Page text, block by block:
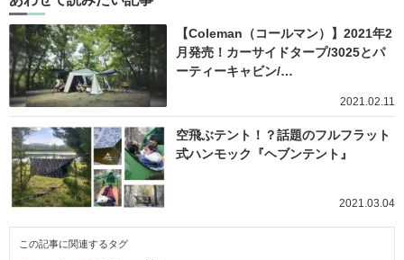
【Coleman（コールマン）】2021年2
月発売！カーサイドタープ/3025とパ
ーティーキャビン/…
2021.02.11
空飛ぶテント！？話題のフルフラット
式ハンモック『ヘブンテント』
2021.03.04
この記事に関連するタグ